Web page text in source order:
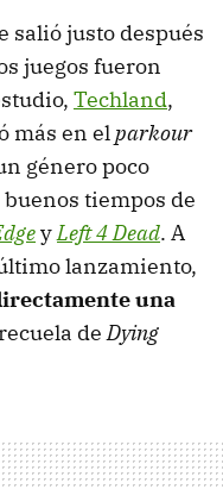
salió justo después
juegos fueron
Techland,
más en elparkour
género poco
tiempos de
yLeft 4 Dead. A
lanzamiento,
una
deDying